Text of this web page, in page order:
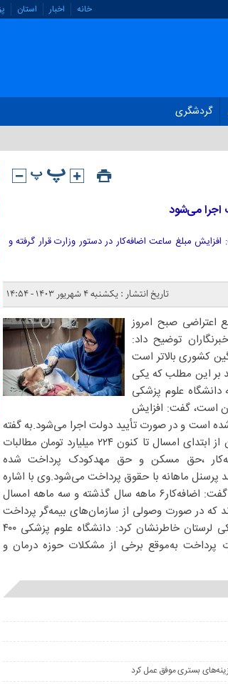
خانه اخبار استان
گردشگری
اجرا می‌شود
مبلغ ساعت اضافه‌کار در دستور وزارت قرار گرفته و
تاریخ انتشار : یکشنبه ۴ شهریور ۱۴۰۳ - ۱۴:۵۴
صبح امروز
توضیح داد:
کشوری بالاتر است
بر این مطلب که یکی
علوم پزشکی
است، گفت: افزایش
است و در صورت تأیید دولت اجرا می‌شود.به گفته
معاون توسعه و منابع انسانی دانشگاه علوم پزشکی لرستان از ابتدای امسال تا کنون ۲۲۴ میلیارد تومان مطالبات
،حق مسکن و حق مهدکودک پرداخت شده
پرسنل ماهانه با حقوق پرداخت می‌شود.وی با اشاره
به اینکه ترمیم حقوق پرسنل دانشگاه امروز واریز می‌شود، گفت: اضافه‌کار۶ ماهه سال گذشته و سه ماهه امسال
از گذشته معوقه دارند که در صورت وصولی از سازمان‌های بیمه‌گر پرداخت
می‌شود.معاون توسعه و منابع انسانی دانشگاه علوم پزشکی لرستان خاطرنشان کرد: دانشگاه علوم پزشکی ۴۰۰
پرداخت به‌موقع برخی از مشکلات حوزه درمان و
بستری موفق عمل کرد